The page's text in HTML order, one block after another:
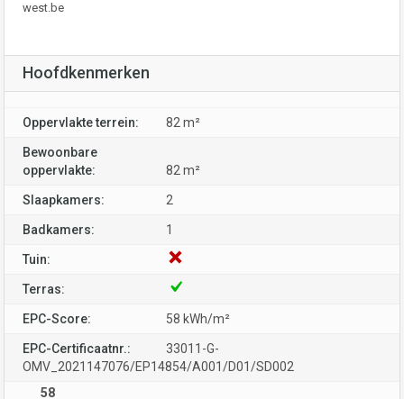
west.be
Hoofdkenmerken
Oppervlakte terrein: 82 m²
Bewoonbare
oppervlakte:
82 m²
Slaapkamers: 2
Badkamers: 1
Tuin:
Terras:
EPC-Score: 58 kWh/m²
EPC-Certificaatnr.:
33011-G-
OMV_2021147076/EP14854/A001/D01/SD002
58